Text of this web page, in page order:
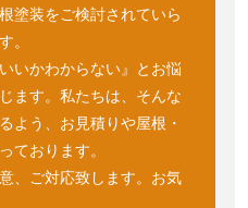
塗装をご検討されていら
。
いかわからない』とお悩
ます。私たちは、そんな
よう、お⾒積りや屋根・
ております。
、ご対応致します。お気